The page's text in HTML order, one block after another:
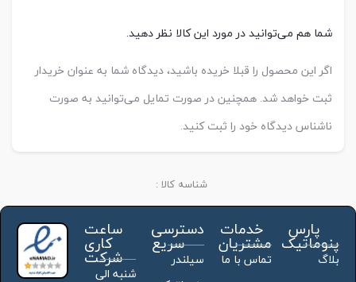
شما هم می‌توانید در مورد این کالا نظر دهید.
اگر این محصول را قبلا خریده باشید، دیدگاه شما به عنوان خریدار
ثبت خواهد شد. همچنین در صورت تمایل می‌توانید به صورت
ناشناس دیدگاه خود را ثبت کنید.
شناسه کالا :
پارس
پنوماتیک
بلاگ
خدمات
مشتریان
تماس با ما
دسترسی
سریع
سیلندر
ساعت
کاری
شرکت
شنبه الی